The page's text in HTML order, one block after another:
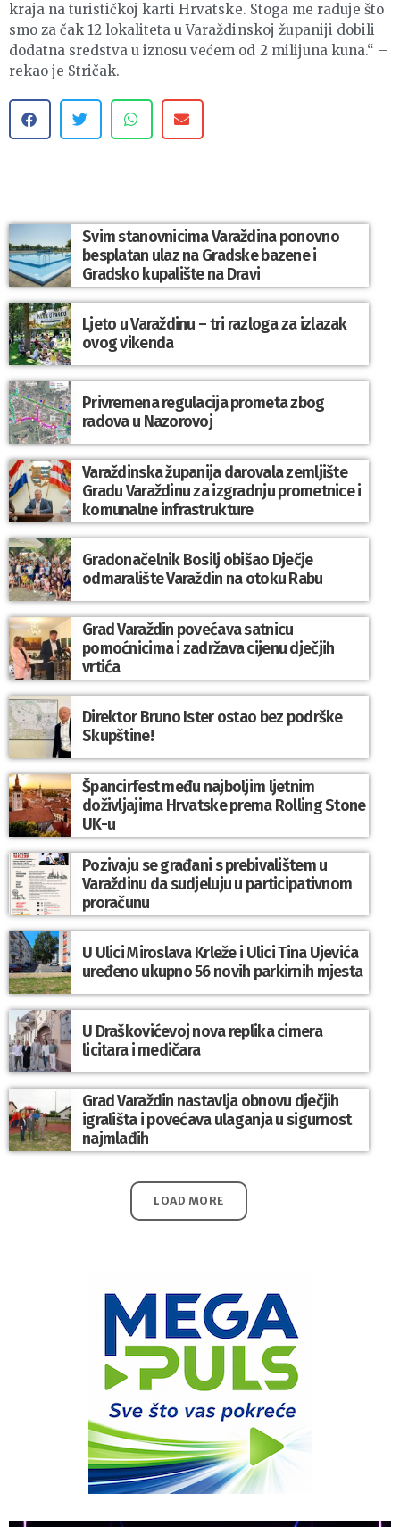
kraja na turističkoj karti Hrvatske. Stoga me raduje što
smo za čak 12 lokaliteta u Varaždinskoj županiji dobili
dodatna sredstva u iznosu većem od 2 milijuna kuna.“ –
rekao je Stričak.
Svim stanovnicima Varaždina ponovno
besplatan ulaz na Gradske bazene i
Gradsko kupalište na Dravi
Ljeto u Varaždinu – tri razloga za izlazak
ovog vikenda
Privremena regulacija prometa zbog
radova u Nazorovoj
Varaždinska županija darovala zemljište
Gradu Varaždinu za izgradnju prometnice i
komunalne infrastrukture
Gradonačelnik Bosilj obišao Dječje
odmaralište Varaždin na otoku Rabu
Grad Varaždin povećava satnicu
pomoćnicima i zadržava cijenu dječjih
vrtića
Direktor Bruno Ister ostao bez podrške
Skupštine!
Špancirfest među najboljim ljetnim
doživljajima Hrvatske prema Rolling Stone
UK-u
Pozivaju se građani s prebivalištem u
Varaždinu da sudjeluju u participativnom
proračunu
U Ulici Miroslava Krleže i Ulici Tina Ujevića
uređeno ukupno 56 novih parkirnih mjesta
U Draškovićevoj nova replika cimera
licitara i medičara
Grad Varaždin nastavlja obnovu dječjih
igrališta i povećava ulaganja u sigurnost
najmlađih
LOAD MORE